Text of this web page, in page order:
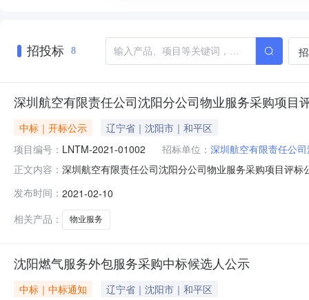
招投标 8
深圳航空有限责任公司沈阳分公司物业服务采购项目
中标｜开标公示
辽宁省｜沈阳市｜和平区
项目编号： LNTM-2021-01002 招标单位： 深圳航空有限责任公
正文内容： 深圳航空有限责任公司沈阳分公司物业服务采购项目评
分公司物业服务采购项目招标文件》规定的评定办法，
特物业管理
发布时间： 2021-02-10
相关产品：
物业服务
沈阳燃气服务外包服务采购中标候选人公示
中标｜中标通知
辽宁省｜沈阳市｜和平区